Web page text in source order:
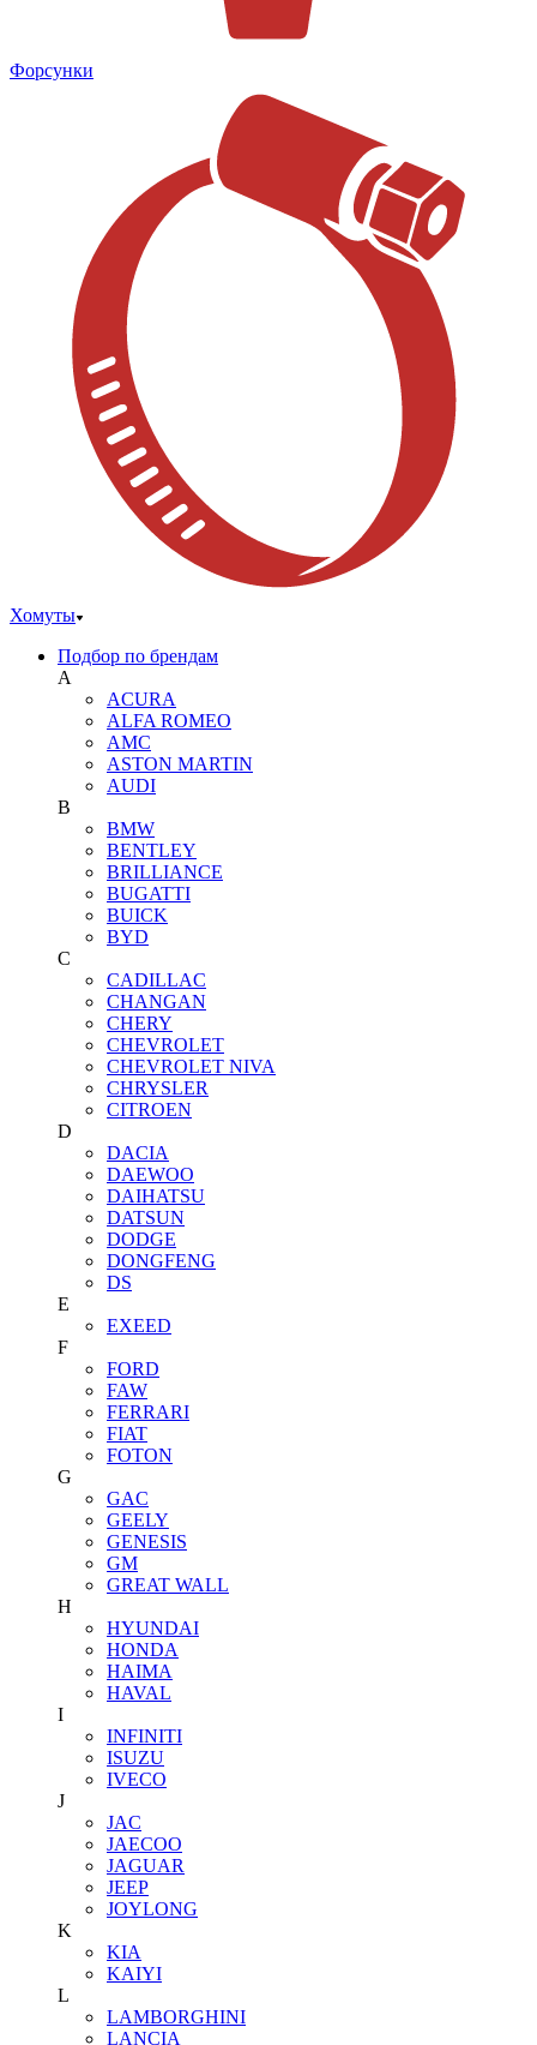
Форсунки
Хомуты
Подбор по брендам
A
ACURA
ALFA ROMEO
AMC
ASTON MARTIN
AUDI
B
BMW
BENTLEY
BRILLIANCE
BUGATTI
BUICK
BYD
C
CADILLAC
CHANGAN
CHERY
CHEVROLET
CHEVROLET NIVA
CHRYSLER
CITROEN
D
DACIA
DAEWOO
DAIHATSU
DATSUN
DODGE
DONGFENG
DS
E
EXEED
F
FORD
FAW
FERRARI
FIAT
FOTON
G
GAC
GEELY
GENESIS
GM
GREAT WALL
H
HYUNDAI
HONDA
HAIMA
HAVAL
I
INFINITI
ISUZU
IVECO
J
JAC
JAECOO
JAGUAR
JEEP
JOYLONG
K
KIA
KAIYI
L
LAMBORGHINI
LANCIA